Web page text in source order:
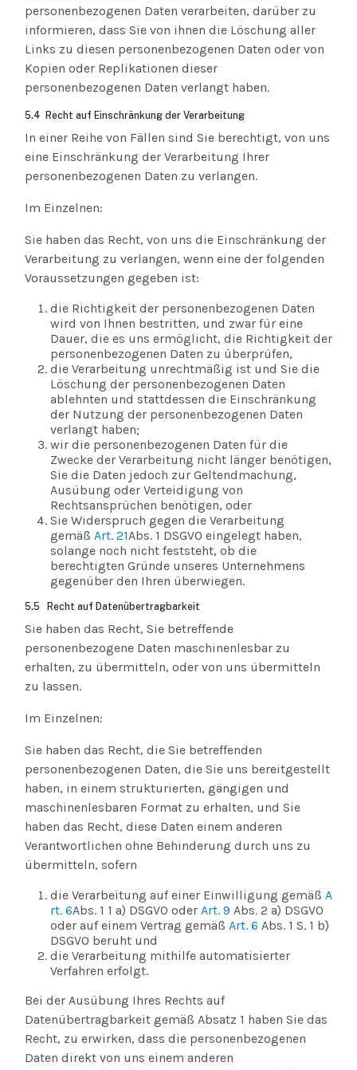
personenbezogenen Daten verarbeiten, darüber zu
informieren, dass Sie von ihnen die Löschung aller
Links zu diesen personenbezogenen Daten oder von
Kopien oder Replikationen dieser
personenbezogenen Daten verlangt haben.
5.4 Recht auf Einschränkung der Verarbeitung
In einer Reihe von Fällen sind Sie berechtigt, von uns
eine Einschränkung der Verarbeitung Ihrer
personenbezogenen Daten zu verlangen.
Im Einzelnen:
Sie haben das Recht, von uns die Einschränkung der
Verarbeitung zu verlangen, wenn eine der folgenden
Voraussetzungen gegeben ist:
die Richtigkeit der personenbezogenen Daten
wird von Ihnen bestritten, und zwar für eine
Dauer, die es uns ermöglicht, die Richtigkeit der
personenbezogenen Daten zu überprüfen,
die Verarbeitung unrechtmäßig ist und Sie die
Löschung der personenbezogenen Daten
ablehnten und stattdessen die Einschränkung
der Nutzung der personenbezogenen Daten
verlangt haben;
wir die personenbezogenen Daten für die
Zwecke der Verarbeitung nicht länger benötigen,
Sie die Daten jedoch zur Geltendmachung,
Ausübung oder Verteidigung von
Rechtsansprüchen benötigen, oder
Sie Widerspruch gegen die Verarbeitung
gemäß Art. 21Abs. 1 DSGVO eingelegt haben,
solange noch nicht feststeht, ob die
berechtigten Gründe unseres Unternehmens
gegenüber den Ihren überwiegen.
5.5 Recht auf Datenübertragbarkeit
Sie haben das Recht, Sie betreffende
personenbezogene Daten maschinenlesbar zu
erhalten, zu übermitteln, oder von uns übermitteln
zu lassen.
Im Einzelnen:
Sie haben das Recht, die Sie betreffenden
personenbezogenen Daten, die Sie uns bereitgestellt
haben, in einem strukturierten, gängigen und
maschinenlesbaren Format zu erhalten, und Sie
haben das Recht, diese Daten einem anderen
Verantwortlichen ohne Behinderung durch uns zu
übermitteln, sofern
die Verarbeitung auf einer Einwilligung gemäß A
rt. 6Abs. 1 1 a) DSGVO oder Art. 9 Abs. 2 a) DSGVO
oder auf einem Vertrag gemäß Art. 6 Abs. 1 S. 1 b)
DSGVO beruht und
die Verarbeitung mithilfe automatisierter
Verfahren erfolgt.
Bei der Ausübung Ihres Rechts auf
Datenübertragbarkeit gemäß Absatz 1 haben Sie das
Recht, zu erwirken, dass die personenbezogenen
Daten direkt von uns einem anderen